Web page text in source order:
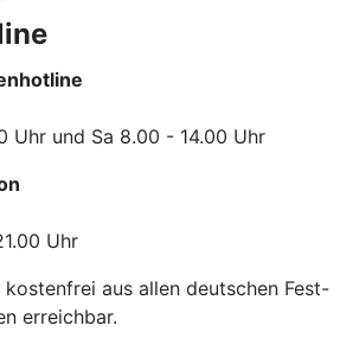
Uhr und Sa 8.00 - 14.00 Uhr
Uhr
aus allen deutschen Fest-
erreichbar.